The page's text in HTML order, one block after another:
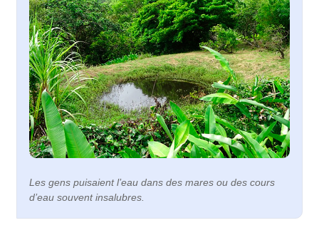
Les gens puisaient l’eau dans des mares ou des cours
d’eau souvent insalubres.